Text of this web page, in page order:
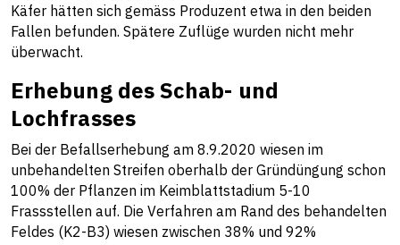
Käfer hätten sich gemäss Produzent etwa in den beiden
Fallen befunden. Spätere Zuflüge wurden nicht mehr
überwacht.
Erhebung des Schab- und
Lochfrasses
Bei der Befallserhebung am 8.9.2020 wiesen im
unbehandelten Streifen oberhalb der Gründüngung schon
100% der Pflanzen im Keimblattstadium 5-10
Frassstellen auf. Die Verfahren am Rand des behandelten
Feldes (K2-B3) wiesen zwischen 38% und 92%